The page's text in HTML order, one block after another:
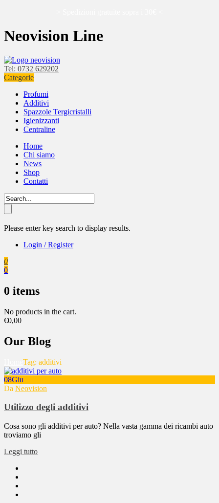
Neovision Line
Tel: 0732 629202
Categorie
Profumi
Additivi
Spazzole Tergicristalli
Igienizzanti
Centraline
Home
Chi siamo
News
Shop
Contatti
Please enter key search to display results.
Login / Register
0
0
0 items
No products in the cart.
€0,00
Our Blog
Tag: additivi
08Giu
Da Neovision
Utilizzo degli additivi
Cosa sono gli additivi per auto? Nella vasta gamma dei ricambi auto
troviamo gli
Leggi tutto